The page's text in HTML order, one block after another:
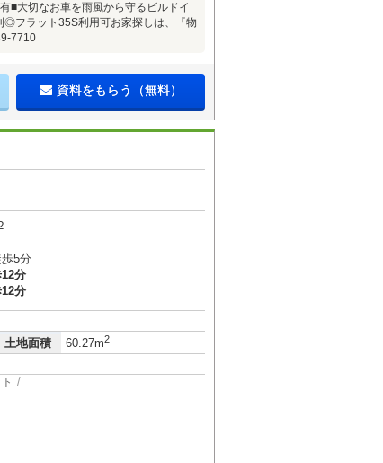
■大切なお車を雨風から守るビルドイ
◎フラット35S利用可お家探しは、『物
7710
資料をもらう（無料）
5分
分
分
土地面積 60.27m2